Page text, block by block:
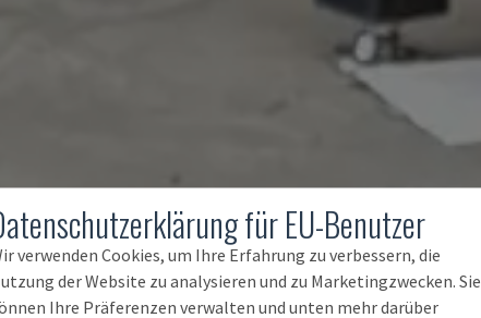
für EU-Benutzer
verwenden Cookies, um Ihre Erfahrung zu verbessern, die
der Website zu analysieren und zu Marketingzwecken. Sie
Ihre Präferenzen verwalten und unten mehr darüber